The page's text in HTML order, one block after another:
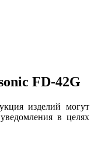
FD-42G
изделий могут
в целях